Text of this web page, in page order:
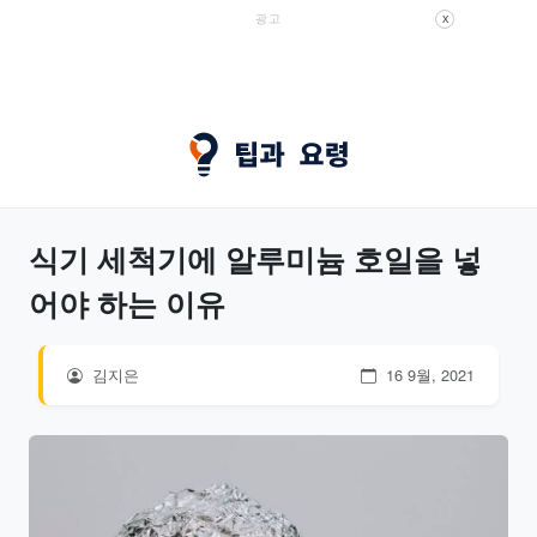
광고 X
식기 세척기에 알루미늄 호일을 넣
어야 하는 이유
김지은 16 9월, 2021